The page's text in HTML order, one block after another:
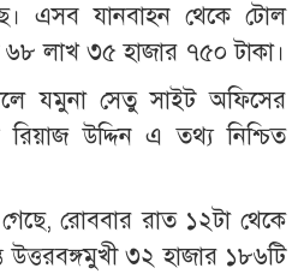
এসব যানবাহন থেকে টোল
লাখ ৩৫ হাজার ৭৫০ টাকা।
যমুনা সেতু সাইট অফিসের
রিয়াজ উদ্দিন এ তথ্য নিশ্চিত
রোববার রাত ১২টা থেকে
উত্তরবঙ্গমুখী ৩২ হাজার ১৮৬টি